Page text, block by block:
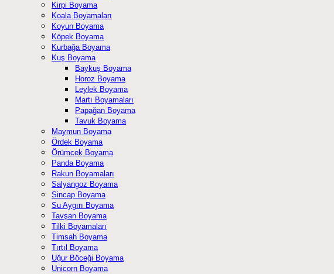
Kirpi Boyama
Koala Boyamaları
Koyun Boyama
Köpek Boyama
Kurbağa Boyama
Kuş Boyama
Baykuş Boyama
Horoz Boyama
Leylek Boyama
Martı Boyamaları
Papağan Boyama
Tavuk Boyama
Maymun Boyama
Ördek Boyama
Örümcek Boyama
Panda Boyama
Rakun Boyamaları
Salyangoz Boyama
Sincap Boyama
Su Aygırı Boyama
Tavşan Boyama
Tilki Boyamaları
Timsah Boyama
Tırtıl Boyama
Uğur Böceği Boyama
Unicorn Boyama